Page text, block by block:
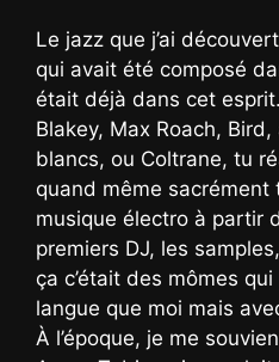
Le jazz que j’ai
qui avait été composé
était déjà dans cet
Blakey, Max Roach,
blancs, ou Coltrane, tu
quand même sacrément
musique électro à partir
premiers DJ, les
ça c’était des mômes
langue que moi mais
À l’époque, je me